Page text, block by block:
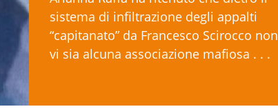
sistema di infiltrazione degli appalti
“capitanato” da Francesco Scirocco non
vi sia alcuna associazione mafiosa . . .